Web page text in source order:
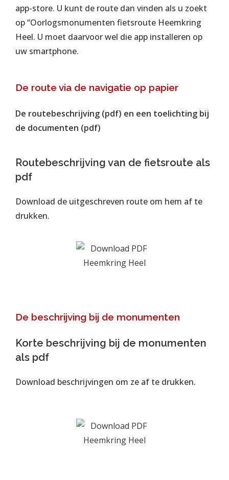
app-store. U kunt de route dan vinden als u zoekt
op “Oorlogsmonumenten fietsroute Heemkring
Heel. U moet daarvoor wel die app installeren op
uw smartphone.
De route via de navigatie op papier
De routebeschrijving (pdf) en een toelichting bij
de documenten (pdf)
Routebeschrijving van de fietsroute als
pdf
Download de uitgeschreven route om hem af te
drukken.
De beschrijving bij de monumenten
Korte beschrijving bij de monumenten
als pdf
Download beschrijvingen om ze af te drukken.